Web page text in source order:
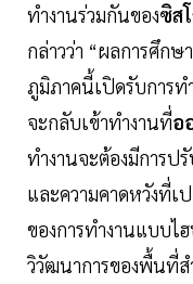
ทำงานร่วมกันของซิส
กล่าวว่า “ผลการศึกษ
ภูมิภาคนี้เปิดรับการท
จะกลับเข้าทำงานที่อ
ทำงานจะต้องมีการป
และความคาดหวังที่
ของการทำงานแบบไ
วิวัฒนาการของพื้นที่